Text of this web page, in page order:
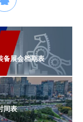
备展会档期表
间表